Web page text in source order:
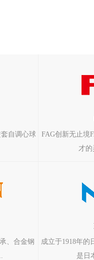
自调心球
FAG创新无止境
才的
、合金钢
成立于1918年的
是日